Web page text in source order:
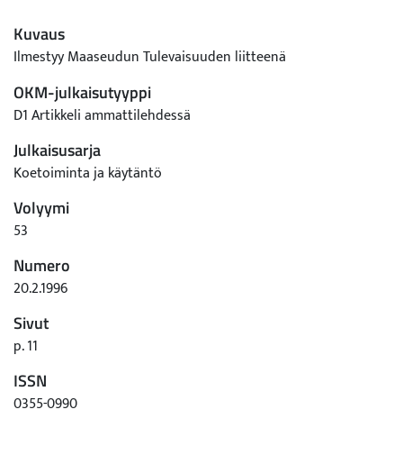
Kuvaus
Ilmestyy Maaseudun Tulevaisuuden liitteenä
OKM-julkaisutyyppi
D1 Artikkeli ammattilehdessä
Julkaisusarja
Koetoiminta ja käytäntö
Volyymi
53
Numero
20.2.1996
Sivut
p. 11
ISSN
0355-0990